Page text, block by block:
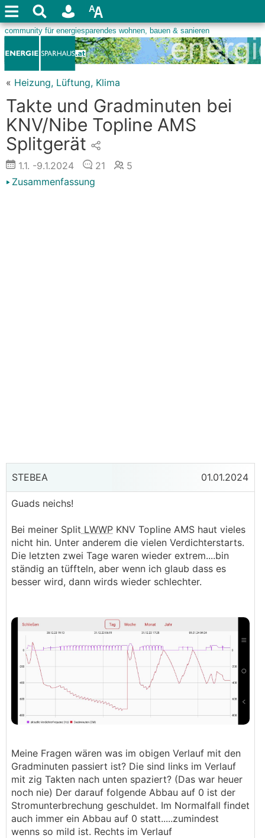
« Heizung, Lüftung, Klima
Takte und Gradminuten bei
KNV/Nibe Topline AMS
Splitgerät
1.1. -9.1.2024 21
5
Zusammenfassung
STEBEA 01.01.2024
Guads neichs!
Bei meiner Split LWWP KNV Topline AMS haut vieles
nicht hin. Unter anderem die vielen Verdichterstarts.
Die letzten zwei Tage waren wieder extrem....bin
ständig an tüffteln, aber wenn ich glaub dass es
besser wird, dann wirds wieder schlechter.
Meine Fragen wären was im obigen Verlauf mit den
Gradminuten passiert ist? Die sind links im Verlauf
mit zig Takten nach unten spaziert? (Das war heuer
noch nie) Der darauf folgende Abbau auf 0 ist der
Stromunterbrechung geschuldet. Im Normalfall findet
auch immer ein Abbau auf 0 statt.....zumindest
wenns so mild ist. Rechts im Verlauf